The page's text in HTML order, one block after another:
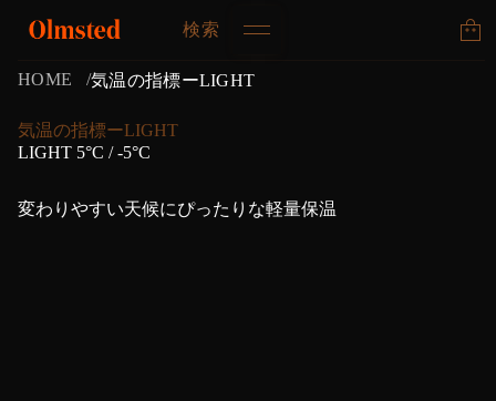
検索
HOME 気温の指標ーLIGHT
気温の指標ーLIGHT
LIGHT 5°C / -5°C
変わりやすい天候にぴったりな軽量保温